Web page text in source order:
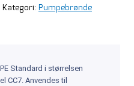
Kategori: Pumpebrønde
Standard i størrelsen
CC7. Anvendes til